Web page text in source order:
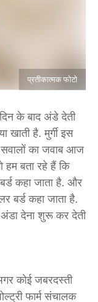
प्रतीकात्मक फोटो
के बाद अंडे देती
खाती है. मुर्गी इस
का जवाब आज
बता रहे हैं कि
कहा जाता है. और
बर्ड कहा जाता है.
अंडा देना शुरू कर देती
कोई जबरदस्ती
फार्म संचालक